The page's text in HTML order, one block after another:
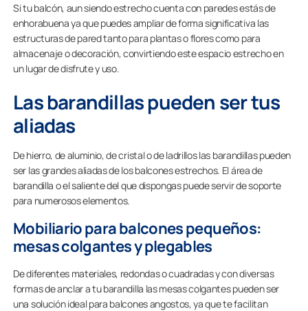
Si tu balcón, aun siendo estrecho cuenta con paredes estás de
enhorabuena ya que puedes ampliar de forma significativa las
estructuras de pared tanto para plantas o flores como para
almacenaje o decoración, convirtiendo este espacio estrecho en
un lugar de disfrute y uso.
Las barandillas pueden ser tus
aliadas
De hierro, de aluminio, de cristal o de ladrillos las barandillas pueden
ser las grandes aliadas de los balcones estrechos. El área de
barandilla o el saliente del que dispongas puede servir de soporte
para numerosos elementos.
Mobiliario para balcones pequeños:
mesas colgantes y plegables
De diferentes materiales, redondas o cuadradas y con diversas
formas de anclar a tu barandilla las mesas colgantes pueden ser
una solución ideal para balcones angostos, ya que te facilitan